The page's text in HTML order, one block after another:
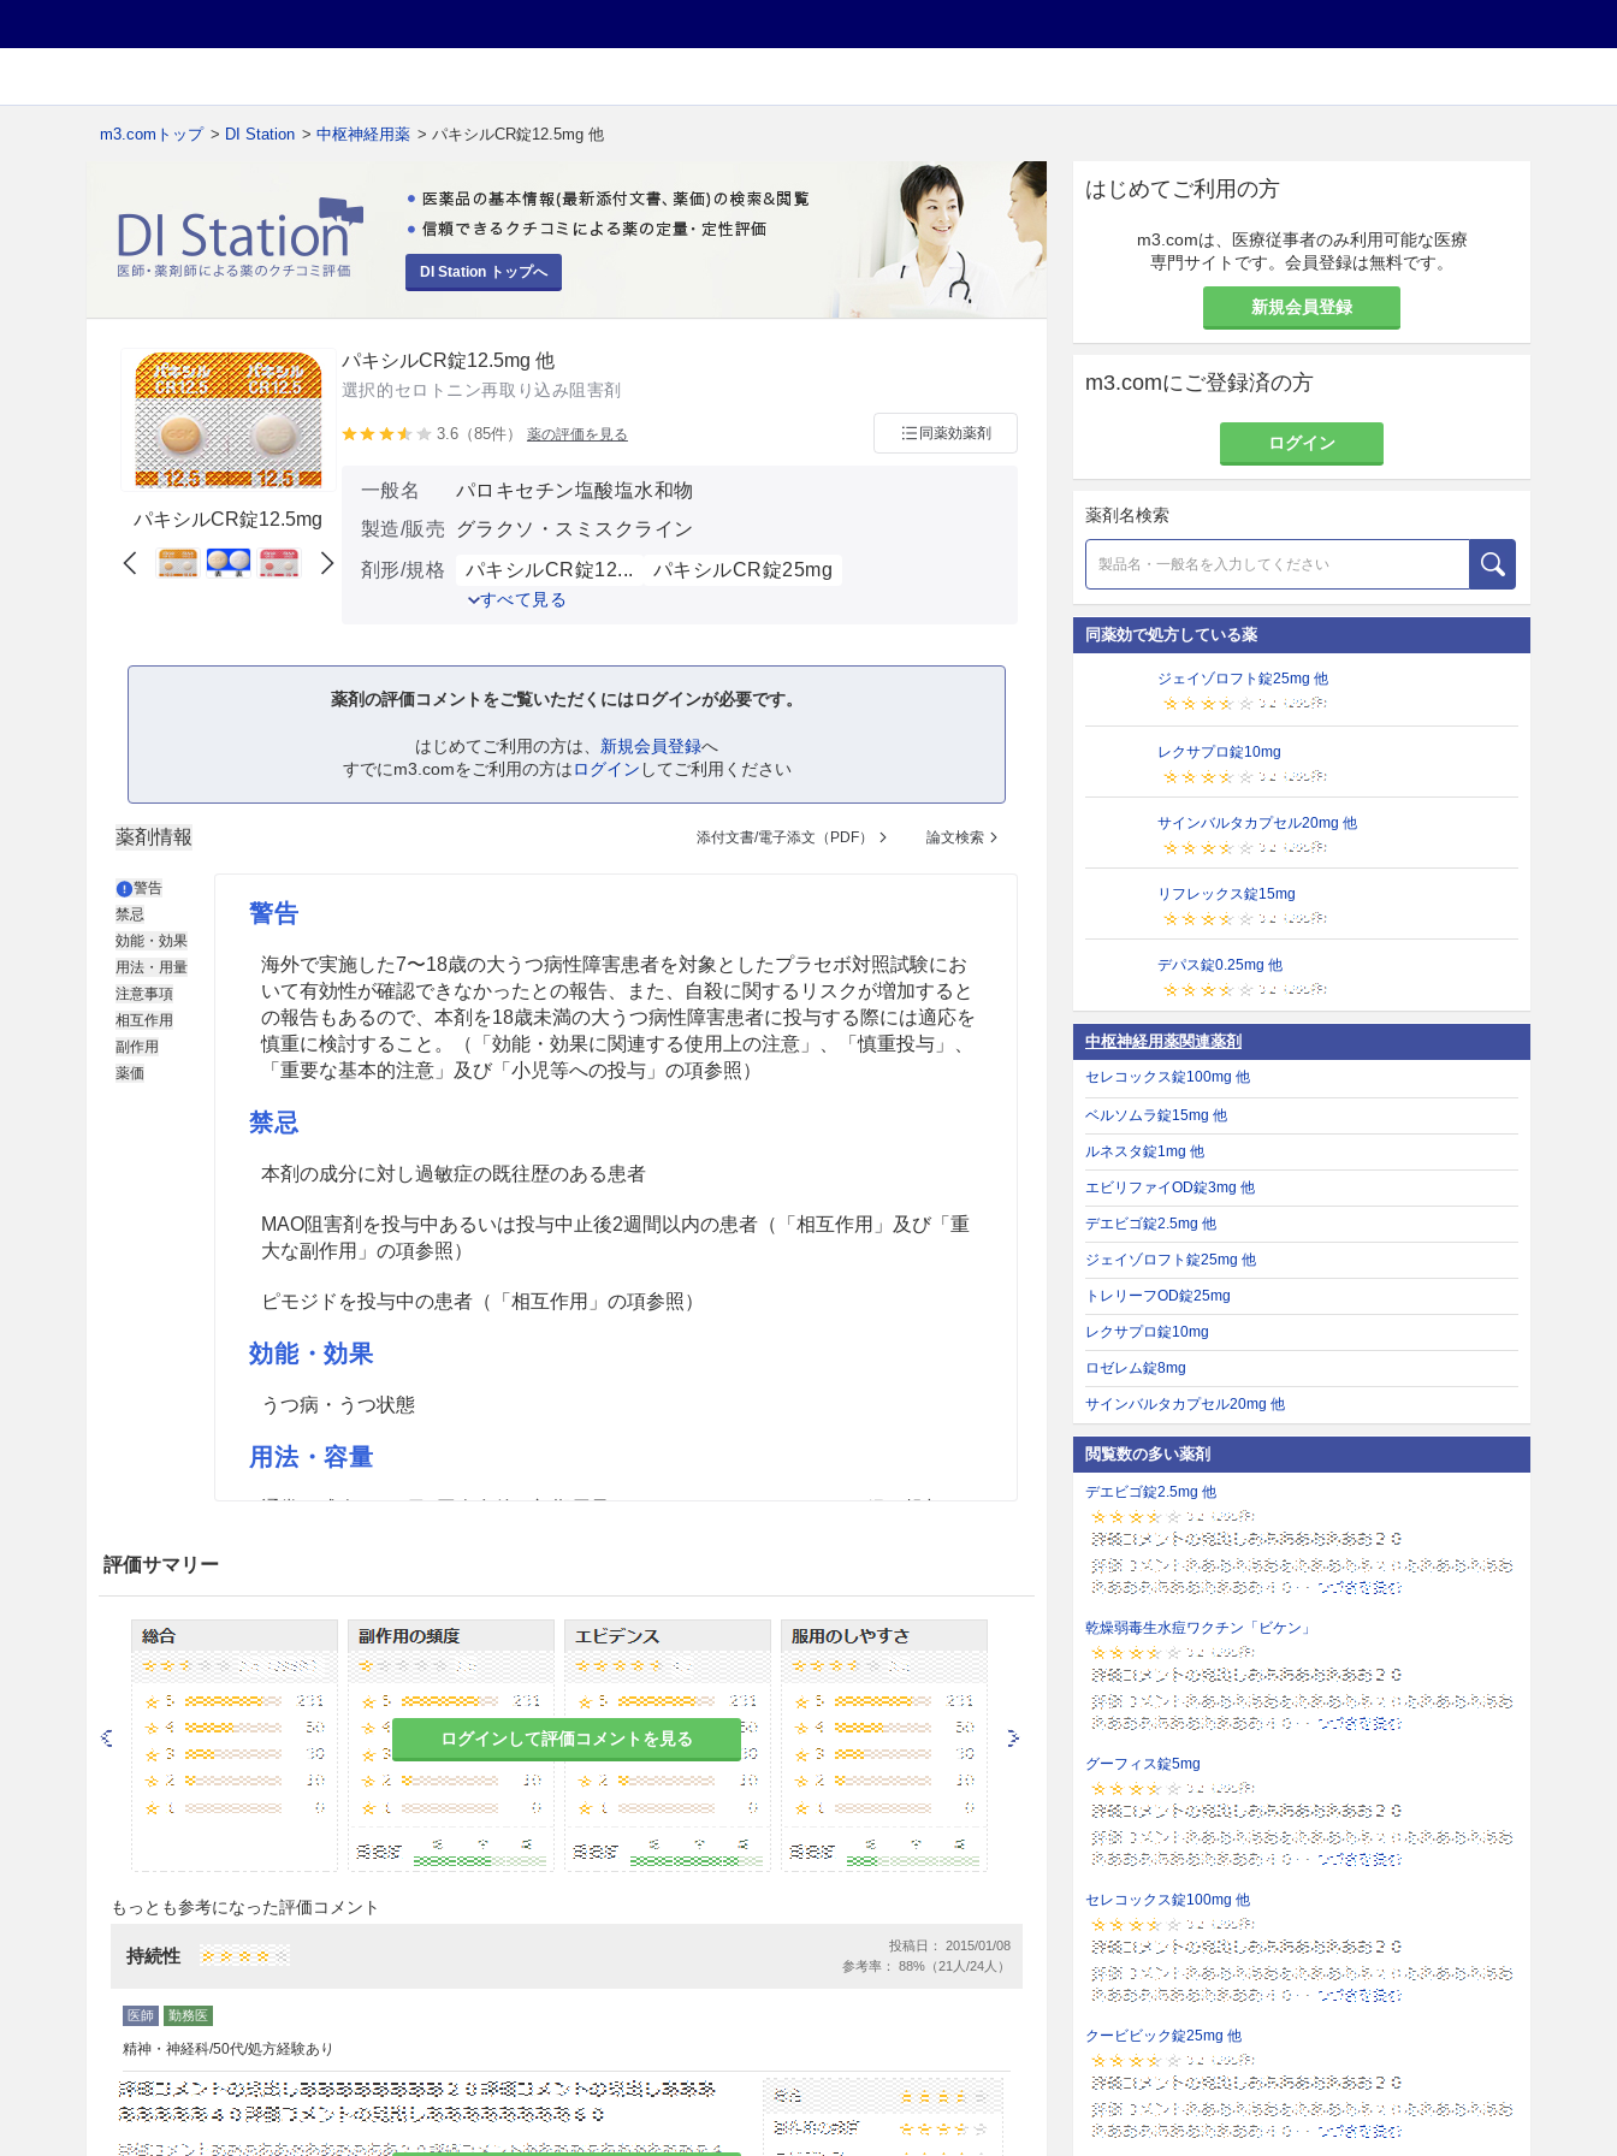
m3.comトップ > DI Station > 中枢神経用薬 > パキシルCR錠12.5mg 他
DI Station トップへ
パキシルCR錠12.5mg
パキシルCR錠12.5mg 他
選択的セロトニン再取り込み阻害剤
3.6（85件） 薬の評価を見る 同薬効薬剤
一般名
パロキセチン塩酸塩水和物
製造/販売
グラクソ・スミスクライン
剤形/規格
パキシルCR錠12... パキシルCR錠25mg
すべて見る
薬剤の評価コメントをご覧いただくにはログインが必要です。
はじめてご利用の方は、 新規会員登録へ
すでにm3.comをご利用の方はログイン してご利用ください
薬剤情報 添付文書/電子添文（PDF） 論文検索
警告
禁忌
効能・効果
用法・用量
注意事項
相互作用
副作用
薬価
警告
海外で実施した7〜18歳の大うつ病性障害患者を対象としたプラセボ対照試験にお
いて有効性が確認できなかったとの報告、また、自殺に関するリスクが増加すると
の報告もあるので、本剤を18歳未満の大うつ病性障害患者に投与する際には適応を
慎重に検討すること。（「効能・効果に関連する使用上の注意」、「慎重投与」、
「重要な基本的注意」及び「小児等への投与」の項参照）
禁忌
本剤の成分に対し過敏症の既往歴のある患者
MAO阻害剤を投与中あるいは投与中止後2週間以内の患者（「相互作用」及び「重
大な副作用」の項参照）
ピモジドを投与中の患者（「相互作用」の項参照）
効能・効果
うつ病・うつ状態
用法・容量
重要な基本的注意
眠気、めまい等があらわれることがあるので、自動車の運転等危険を伴う機械を操
作する際には十分注意させること。これらの症状は治療開始早期に多くみられてい
る。
うつ症状を呈する患者は希死念慮があり、自殺企図のおそれがあるので、このよう
な患者は投与開始早期ならびに投与量を変更する際には患者の状態及び病態の変化
不安、焦燥、興奮、パニック発作、不眠、易刺激性、敵意、攻撃性、衝動性、アカ
シジア／精神運動不穏、軽躁、躁病等があらわれることが報告されている。また、
態の変化を注意深く観察するとともに、これらの症状の増悪が観察された場合に
は、服薬量を増量せず、徐々に減量し、中止するなど適切な処置を行うこと。
若年成人（特に大うつ病性障害患者）において、本剤投与中に自殺行動（自殺既
遂、自殺企図）のリスクが高くなる可能性があるため、これらの患者に投与する場
評価サマリー
ログインして評価コメントを見る
もっとも参考になった評価コメント
持続性
投稿日： 2015/01/08
参考率： 88%（21人/24人）
精神・神経科/50代/処方経験あり
はじめてご利用の方
m3.comは、医療従事者のみ利用可能な医療
専門サイトです。会員登録は無料です。
新規会員登録
m3.comにご登録済の方
ログイン
薬剤名検索
同薬効で処方している薬
ジェイゾロフト錠25mg 他
レクサプロ錠10mg
サインバルタカプセル20mg 他
リフレックス錠15mg
デパス錠0.25mg 他
中枢神経用薬関連薬剤
セレコックス錠100mg 他
ベルソムラ錠15mg 他
ルネスタ錠1mg 他
エビリファイOD錠3mg 他
デエビゴ錠2.5mg 他
ジェイゾロフト錠25mg 他
トレリーフOD錠25mg
レクサプロ錠10mg
ロゼレム錠8mg
サインバルタカプセル20mg 他
閲覧数の多い薬剤
デエビゴ錠2.5mg 他
乾燥弱毒生水痘ワクチン「ビケン」
グーフィス錠5mg
セレコックス錠100mg 他
クービビック錠25mg 他